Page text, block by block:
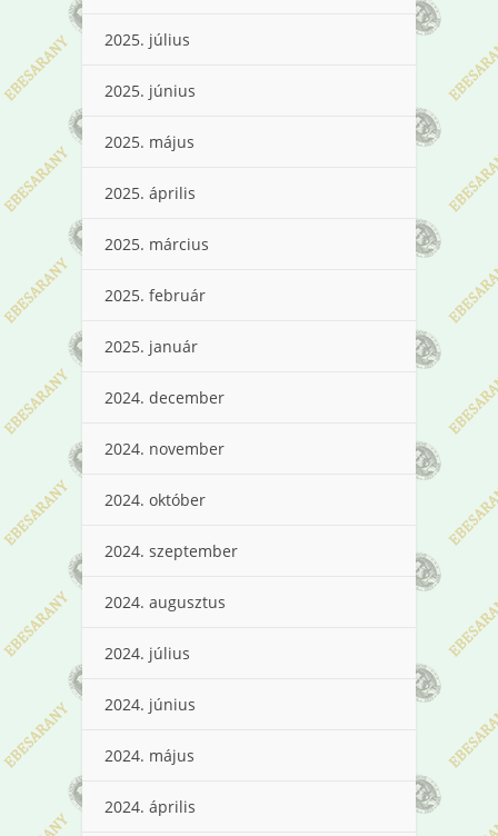
2025. július
2025. június
2025. május
2025. április
2025. március
2025. február
2025. január
2024. december
2024. november
2024. október
2024. szeptember
2024. augusztus
2024. július
2024. június
2024. május
2024. április